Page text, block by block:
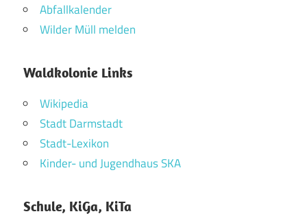
Abfallkalender
Wilder Müll melden
Waldkolonie Links
Wikipedia
Stadt Darmstadt
Stadt-Lexikon
Kinder- und Jugendhaus SKA
Schule, KiGa, KiTa